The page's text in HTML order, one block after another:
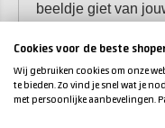
beeldje giet van
huidvriendelijke
en is makkelijk te
natuurlijk en
Cookies voor de beste
Wij gebruiken cookies om onze
te bieden. Zo vind je snel wat je
met persoonlijke aanbevelingen.